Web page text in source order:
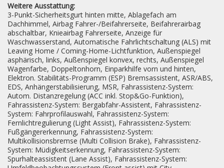
Weitere Ausstattung:
3-Punkt-Sicherheitsgurt hinten mitte, Ablagefach am
Dachhimmel, Airbag Fahrer-/Beifahrerseite, Beifahrerairbag
abschaltbar, Knieairbag Fahrerseite, Anzeige für
Waschwasserstand, Automatische Fahrlichtschaltung (ALS) mit
Leaving Home / Coming-Home-Lichtfunktion, Außenspiegel
asphärisch, links, Außenspiegel konvex, rechts, Außenspiegel
Wagenfarbe, Doppeltonhorn, Einparkhilfe vorn und hinten,
Elektron. Stabilitäts-Programm (ESP) Bremsassistent, ASR/ABS,
EDS, Anhängerstabilisierung, MSR, Fahrassistenz-System:
Autom. Distanzregelung (ACC inkl. Stop&Go-Funktion),
Fahrassistenz-System: Bergabfahr-Assistent, Fahrassistenz-
System: Fahrprofilauswahl, Fahrassistenz-System:
Fernlichtregulierung (Light Assist), Fahrassistenz-System:
Fußgängererkennung, Fahrassistenz-System:
Multikollisionsbremse (Multi Collision Brake), Fahrassistenz-
System: Müdigkeitserkennung, Fahrassistenz-System:
Spurhalteassistent (Lane Assist), Fahrassistenz-System: